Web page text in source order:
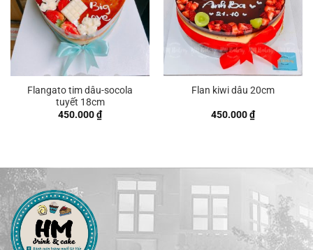
Flangato tim dâu-socola
tuyết 18cm
450.000₫
Flan kiwi dâu 20cm
450.000₫